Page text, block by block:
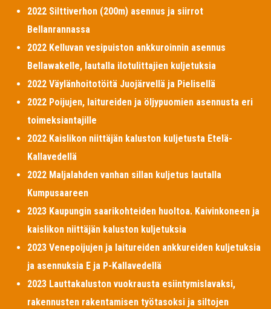
2022 Silttiverhon (200m) asennus ja siirrot
Bellanrannassa
2022 Kelluvan vesipuiston ankkuroinnin asennus
Bellawakelle, lautalla ilotulittajien kuljetuksia
2022 Väylänhoitotöitä Juojärvellä ja Pielisellä
2022 Poijujen, laitureiden ja öljypuomien asennusta eri
toimeksiantajille
2022 Kaislikon niittäjän kaluston kuljetusta Etelä-
Kallavedellä
2022 Maljalahden vanhan sillan kuljetus lautalla
Kumpusaareen
2023 Kaupungin saarikohteiden huoltoa. Kaivinkoneen ja
kaislikon niittäjän kaluston kuljetuksia
2023 Venepoijujen ja laitureiden ankkureiden kuljetuksia
ja asennuksia E ja P-Kallavedellä
2023 Lauttakaluston vuokrausta esiintymislavaksi,
rakennusten rakentamisen työtasoksi ja siltojen